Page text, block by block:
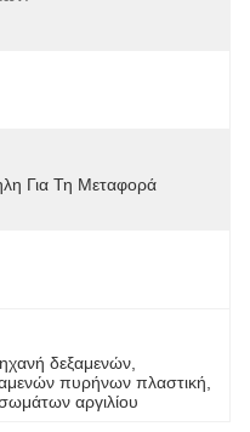
Για Τη Μεταφορά
δεξαμενών
πυρήνων πλαστική
αργιλίου